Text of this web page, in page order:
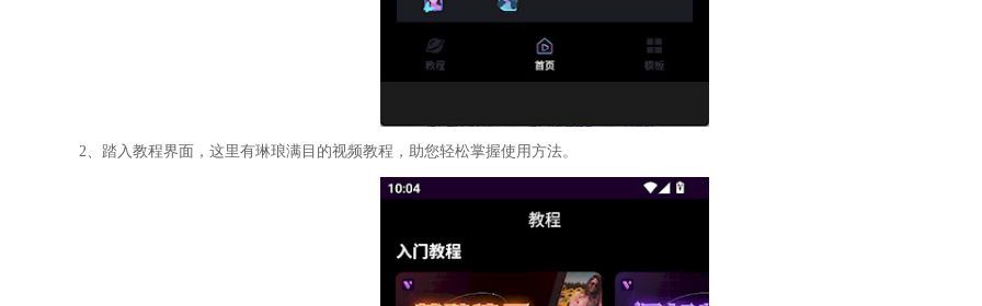
2、踏入教程界面，这里有琳琅满目的视频教程，助您轻松掌握使用方法。